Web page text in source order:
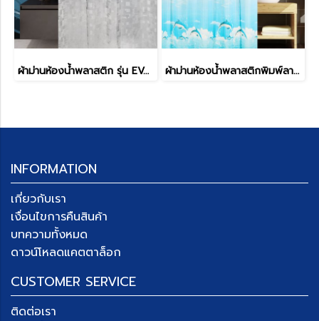
ผ้าม่านห้องน้ำพลาสติก รุ่น EVA LENSTEX ผ้าม่านห้องน้ำพลาสติกพิมพ์ลายรุ่น PEVA LIGHTEX
INFORMATION
เกี่ยวกับเรา
เงื่อนไขการคืนสินค้า
บทความทั้งหมด
ดาวน์โหลดแคตตาล็อก
CUSTOMER SERVICE
ติดต่อเรา